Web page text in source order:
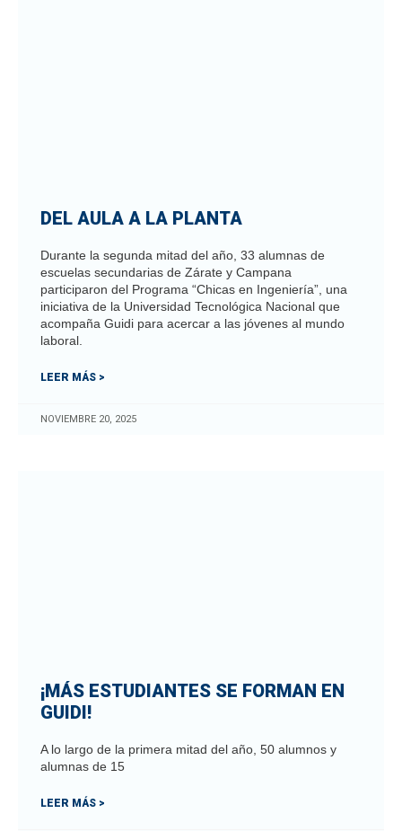
DEL AULA A LA PLANTA
Durante la segunda mitad del año, 33 alumnas de
escuelas secundarias de Zárate y Campana
participaron del Programa “Chicas en Ingeniería”, una
iniciativa de la Universidad Tecnológica Nacional que
acompaña Guidi para acercar a las jóvenes al mundo
laboral.
LEER MÁS >
NOVIEMBRE 20, 2025
¡MÁS ESTUDIANTES SE FORMAN EN
GUIDI!
A lo largo de la primera mitad del año, 50 alumnos y
alumnas de 15
LEER MÁS >